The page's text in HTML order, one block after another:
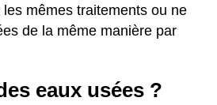
mêmes traitements ou ne
de la même manière par
eaux usées ?